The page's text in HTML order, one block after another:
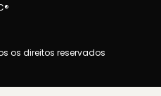
os direitos reservados